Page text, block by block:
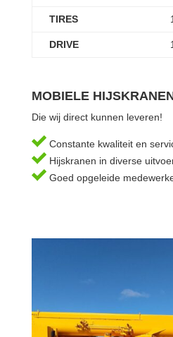
TIRES
DRIVE
MOBIELE
Die wij direct kunnen leveren!
Constante kwaliteit en
Hijskranen in diverse
Goed opgeleide